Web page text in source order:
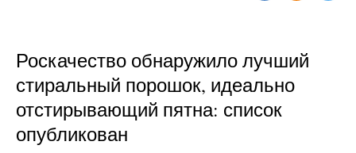
Роскачество обнаружило лучший
стиральный порошок, идеально
отстирывающий пятна: список
опубликован